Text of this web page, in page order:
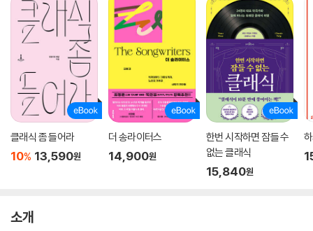
클래식 좀 들어라
10% 13,590원
더 송라이터스
14,900원
한번 시작하면 잠들 수
없는 클래식
15,840원
소개